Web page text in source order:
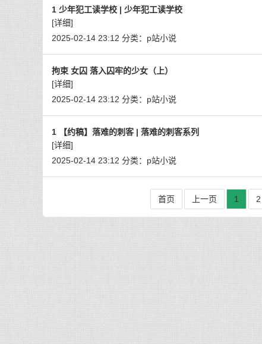
1 少年犯工读学校 | 少年犯工读学校
[详细]
2025-02-14 23:12 分类： p站小说
拘束 女囚 落入囚牢的少女（上）
[详细]
2025-02-14 23:12 分类： p站小说
1 【约稿】落难的刺客 | 落难的刺客系列
[详细]
2025-02-14 23:12 分类： p站小说
首页 上一页 1 2